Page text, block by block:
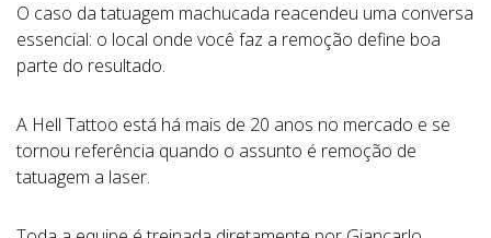
O caso da tatuagem machucada reacendeu uma conversa
essencial: o local onde você faz a remoção define boa
parte do resultado.
A Hell Tattoo está há mais de 20 anos no mercado e se
tornou referência quando o assunto é remoção de
tatuagem a laser.